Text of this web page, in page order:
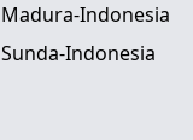
Madura-Indonesia
Sunda-Indonesia